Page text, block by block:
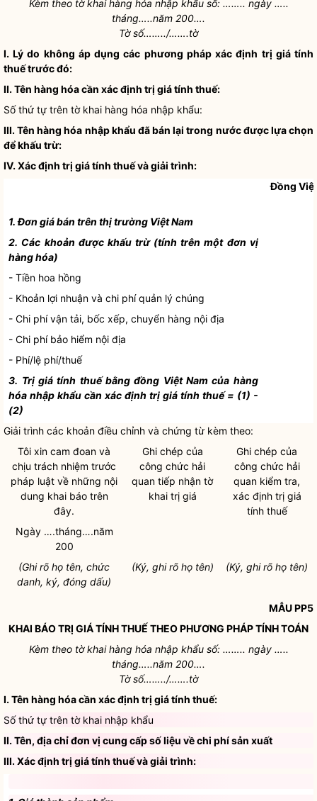
Kèm theo tờ khai hàng hóa nhập khẩu số: …….. ngày …..
tháng…..năm 200….
Tờ số……../…….tờ
I. Lý do không áp dụng các phương pháp xác định trị giá tính
thuế trước đó:
II. Tên hàng hóa cần xác định trị giá tính thuế:
Số thứ tự trên tờ khai hàng hóa nhập khẩu:
III. Tên hàng hóa nhập khẩu đã bán lại trong nước được lựa chọn
để khấu trừ:
IV. Xác định trị giá tính thuế và giải trình:
Đồng
1. Đơn giá bán trên thị trường Việt Nam
2. Các khoản được khấu trừ (tính trên một đơn vị
hàng hóa)
- Tiền hoa hồng
- Khoản lợi nhuận vàchi phíquản lý chúng
-Chi phívận tải, bốc xếp, chuyển hàng nội địa
-Chi phíbảo hiểm nội địa
- Phí/lệ phí/thuế
3. Trị giá tính thuế bằng đồng Việt Nam của hàng
hóa nhập khẩu cần xác định trị giá tính thuế = (1) -
(2)
Giải trình các khoản điều chỉnh và chứng từ kèm theo:
Tôi xin cam đoan và
chịu trách nhiệm trước
pháp luật về những nội
dung khai báo trên
đây.
Ngày ….tháng….năm
200
Ghi chép của
công chức hải
quan tiếp nhận tờ
khai trị giá
Ghi chép của
công chức hải
quan kiểm tra,
xác định trị giá
tính thuế
(Ghi rõ họ tên, chức
danh, ký, đóng dấu)
(Ký, ghi rõ họ tên) (Ký, ghi rõ họ tên)
MẪU PP5
KHAI BÁO TRỊ GIÁ TÍNH THUẾ THEO PHƯƠNG PHÁP TÍNH TOÁN
Kèm theo tờ khai hàng hóa nhập khẩu số: …….. ngày …..
tháng…..năm 200….
Tờ số……../…….tờ
I. Tên hàng hóa cần xác định trị giá tính thuế:
Số thứ tự trên tờ khai nhập khẩu
II. Tên, địa chỉđơn vị cung cấp số liệu vềchi phísản xuất
III. Xác định trị giá tính thuế và giải trình: